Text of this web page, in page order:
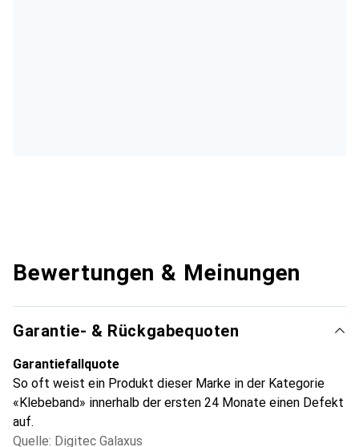
Bewertungen & Meinungen
Garantie- & Rückgabequoten
Garantiefallquote
So oft weist ein Produkt dieser Marke in der Kategorie
«Klebeband» innerhalb der ersten 24 Monate einen Defekt
auf.
Quelle: Digitec Galaxus